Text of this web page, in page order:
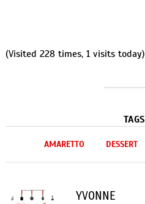
(Visited 228 times, 1 visits today)
TAGS
AMARETTO DESSERT
YVONNE